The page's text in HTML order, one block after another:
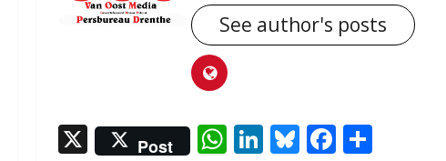
See author's posts
X Post WhatsApp
LinkedIn
Bluesky
Facebook